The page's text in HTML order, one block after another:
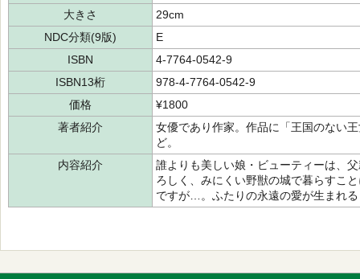
大きさ
29cm
NDC分類(9版)
E
ISBN
4-7764-0542-9
ISBN13桁
978-4-7764-0542-9
価格
¥1800
著者紹介
女優であり作家。作品に「王国のない
ど。
内容紹介
誰よりも美しい娘・ビューティーは、
ろしく、みにくい野獣の城で暮らすこ
ですが…。ふたりの永遠の愛が生まれ